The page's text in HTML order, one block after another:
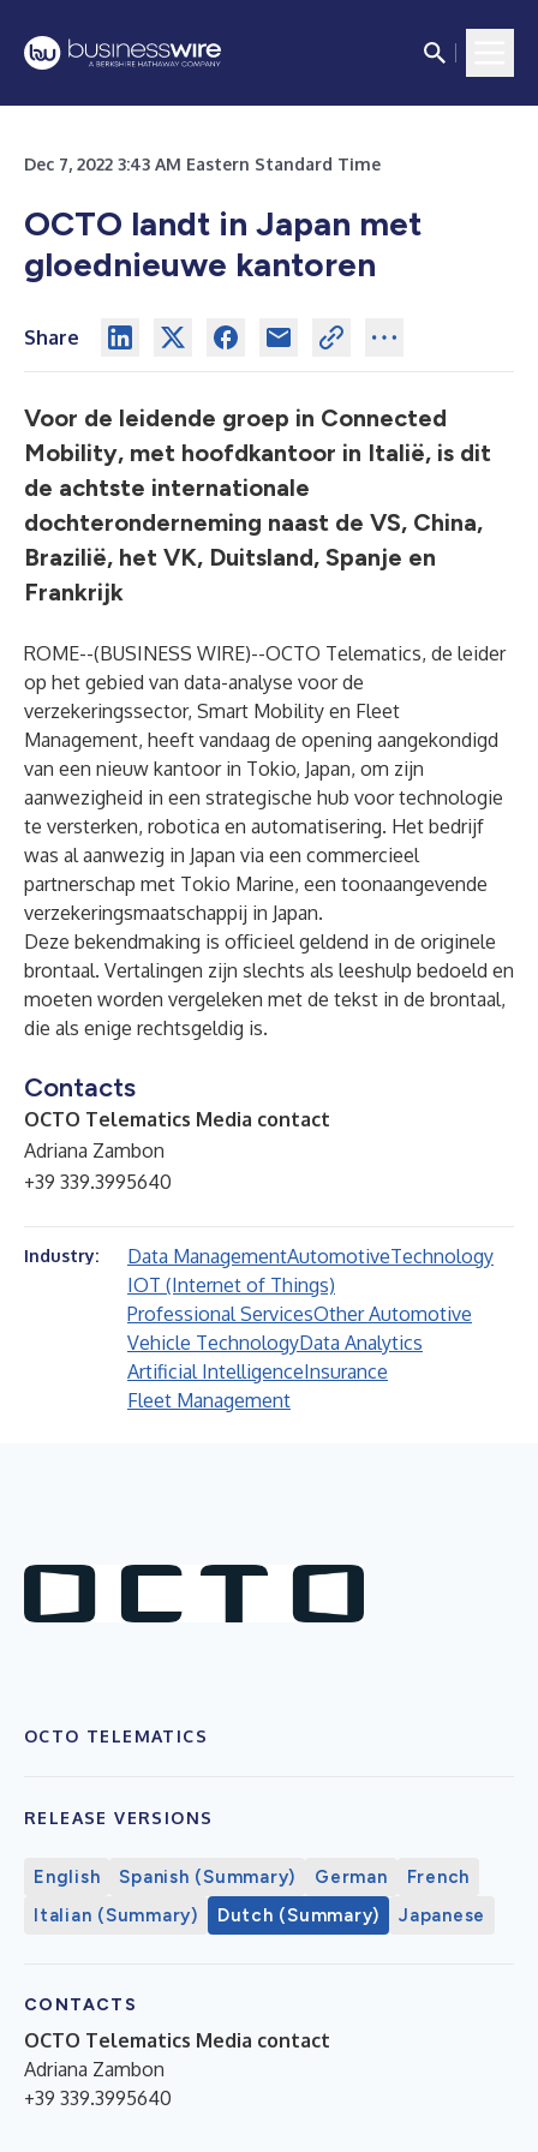
Dec 7, 2022 3:43 AM Eastern Standard Time
OCTO landt in Japan met
gloednieuwe kantoren
Share
Voor de leidende groep in Connected
Mobility, met hoofdkantoor in Italië, is dit
de achtste internationale
dochteronderneming naast de VS, China,
Brazilië, het VK, Duitsland, Spanje en
Frankrijk
ROME--(BUSINESS WIRE)--OCTO Telematics, de leider
op het gebied van data-analyse voor de
verzekeringssector, Smart Mobility en Fleet
Management, heeft vandaag de opening aangekondigd
van een nieuw kantoor in Tokio, Japan, om zijn
aanwezigheid in een strategische hub voor technologie
te versterken, robotica en automatisering. Het bedrijf
was al aanwezig in Japan via een commercieel
partnerschap met Tokio Marine, een toonaangevende
verzekeringsmaatschappij in Japan.
Deze bekendmaking is officieel geldend in de originele
brontaal. Vertalingen zijn slechts als leeshulp bedoeld en
moeten worden vergeleken met de tekst in de brontaal,
die als enige rechtsgeldig is.
Contacts
OCTO Telematics Media contact
Adriana Zambon
+39 339.3995640
Industry: Data ManagementAutomotiveTechnology
IOT (Internet of Things)
Professional ServicesOther Automotive
Vehicle TechnologyData Analytics
Artificial IntelligenceInsurance
Fleet Management
OCTO TELEMATICS
RELEASE VERSIONS
English Spanish (Summary) German
French
Italian (Summary)
Dutch (Summary) Japanese
CONTACTS
OCTO Telematics Media contact
Adriana Zambon
+39 339.3995640